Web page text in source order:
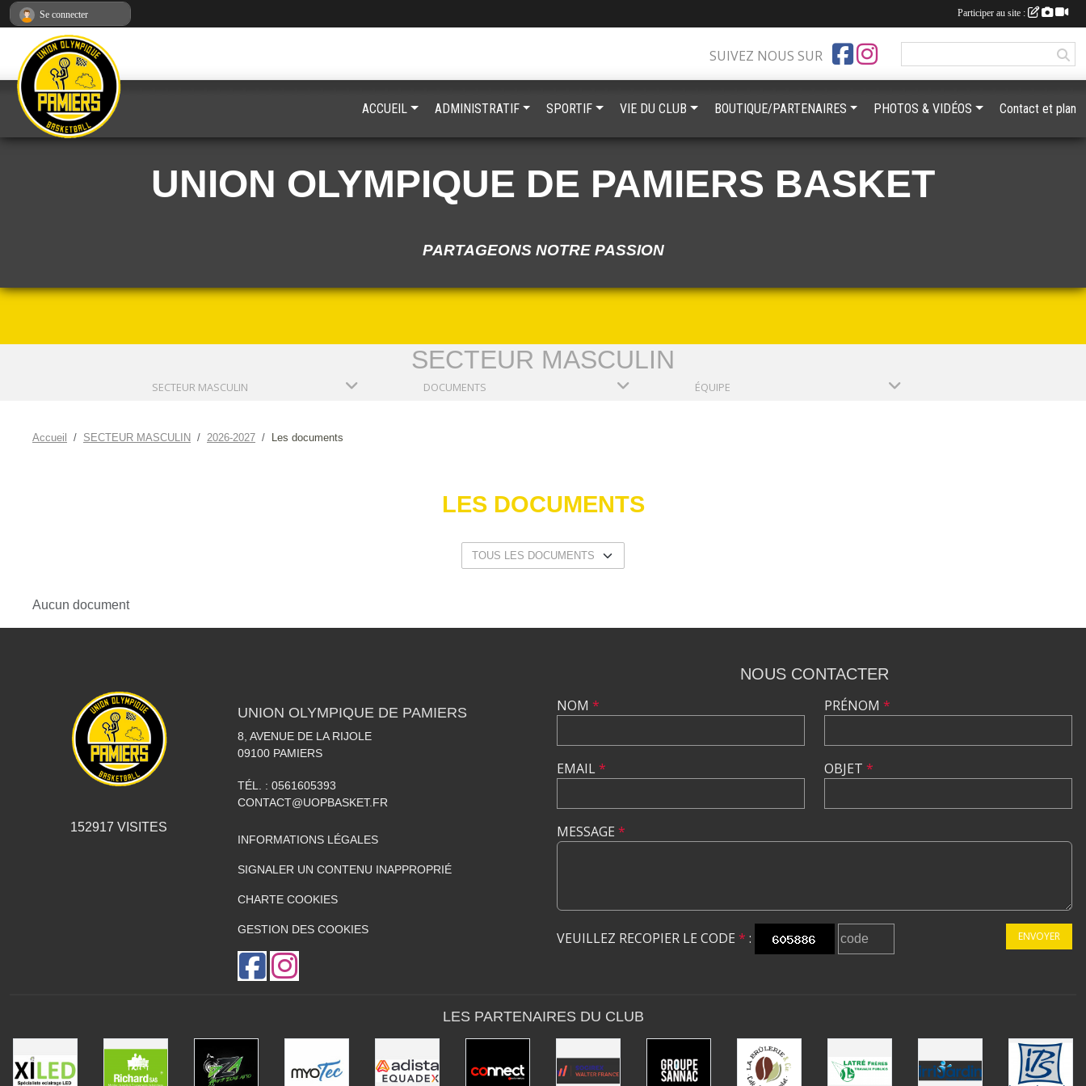
UNION OLYMPIQUE DE PAMIERS BASKET
PARTAGEONS NOTRE PASSION
SECTEUR MASCULIN
SECTEUR MASCULIN DOCUMENTS ÉQUIPE
Accueil SECTEUR MASCULIN 2026-2027 Les documents
LES DOCUMENTS
Aucun document
SUIVEZ NOUS SUR
ACCUEIL ADMINISTRATIF SPORTIF VIE DU CLUB BOUTIQUE/PARTENAIRES PHOTOS & VIDÉOS Contact et plan
152917 VISITES
UNION OLYMPIQUE DE PAMIERS
8, AVENUE DE LA RIJOLE
09100 PAMIERS
TÉL. : 0561605393
CONTACT@UOPBASKET.FR
INFORMATIONS LÉGALES
SIGNALER UN CONTENU INAPPROPRIÉ
CHARTE COOKIES
GESTION DES COOKIES
NOUS CONTACTER
NOM *
EMAIL*
PRÉNOM *
OBJET *
MESSAGE *
VEUILLEZ RECOPIER LE CODE * : ENVOYER
LES PARTENAIRES DU CLUB
Se connecter Participer au site :
Panneau de gestion des cookies